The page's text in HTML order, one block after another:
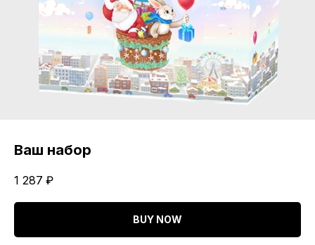
Ваш набор
1 287 ₽
BUY NOW